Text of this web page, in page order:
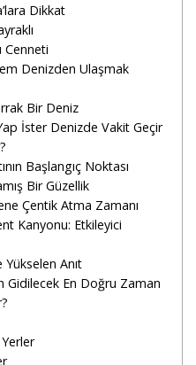
Dikkat
Cenneti
Denizden Ulaşmak
Bir Deniz
İster Denizde Vakit Geçir
Başlangıç Noktası
Bir Güzellik
Çentik Atma Zamanı
Kanyonu: Etkileyici
Anıt
Gidilecek En Doğru Zaman